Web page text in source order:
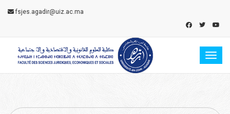
fsjes.agadir@uiz.ac.ma